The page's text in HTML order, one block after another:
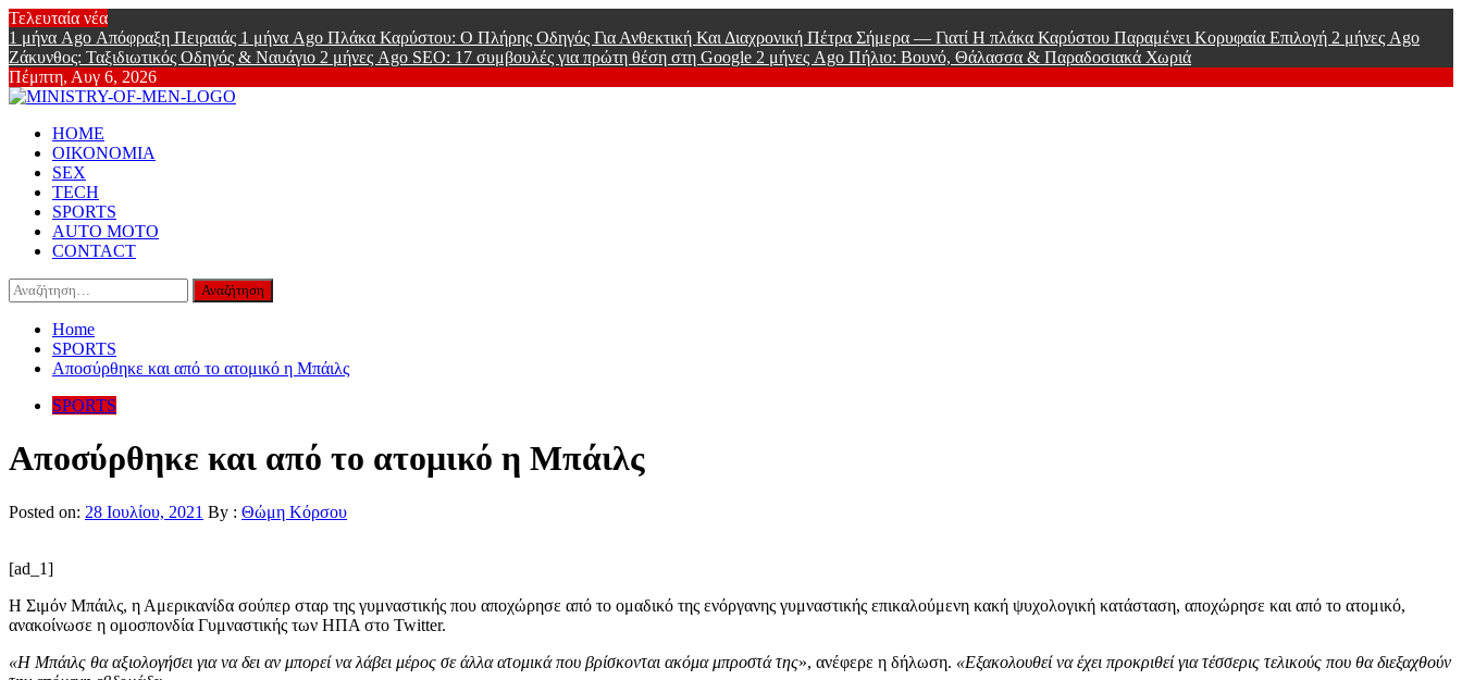
Skip
to
content
Τελευταία νέα
1 μήνα Ago Απόφραξη Πειραιάς 1 μήνα Ago Πλάκα Καρύστου: Ο Πλήρης Οδηγός Για Ανθεκτική Και Διαχρονική Πέτρα Σήμερα — Γιατί Η πλάκα Καρύστου Παραμένει Κορυφαία Επιλογή 2 μήνες Ago
Ζάκυνθος: Ταξιδιωτικός Οδηγός & Ναυάγιο 2 μήνες Ago SEO: 17 συμβουλές για πρώτη θέση στη Google 2 μήνες Ago Πήλιο: Βουνό, Θάλασσα & Παραδοσιακά Χωριά
Πέμπτη, Αυγ 6, 2026
Online Lifestyle περιοδικό για Aνδρες
Primary
Menu
HOME
ΟΙΚΟΝΟΜΙΑ
SEX
TECH
SPORTS
AUTO MOTO
CONTACT
Αναζήτηση
για:
Home
SPORTS
Αποσύρθηκε και από το ατομικό η Μπάιλς
SPORTS
Αποσύρθηκε και από το ατομικό η Μπάιλς
Posted on: 28 Ιουλίου, 2021 By : Θώμη Κόρσου
[ad_1]
Η Σιμόν Μπάιλς, η Αμερικανίδα σούπερ σταρ της γυμναστικής που αποχώρησε από το ομαδικό της ενόργανης γυμναστικής επικαλούμενη κακή ψυχολογική κατάσταση, αποχώρησε και από το ατομικό,
ανακοίνωσε η ομοσπονδία Γυμναστικής των ΗΠΑ στο Twitter.
«Η Μπάιλς θα αξιολογήσει για να δει αν μπορεί να λάβει μέρος σε άλλα ατομικά που βρίσκονται ακόμα μπροστά της», ανέφερε η δήλωση. «Εξακολουθεί να έχει προκριθεί για τέσσερις τελικούς που θα διεξαχθούν